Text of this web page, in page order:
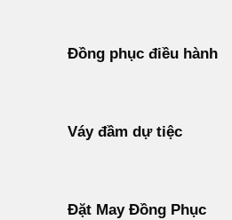
Đồng phục điều hành
Váy đầm dự tiệc
Đặt May Đồng Phục